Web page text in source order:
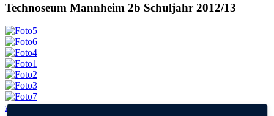
Technoseum Mannheim 2b Schuljahr 2012/13
zurück